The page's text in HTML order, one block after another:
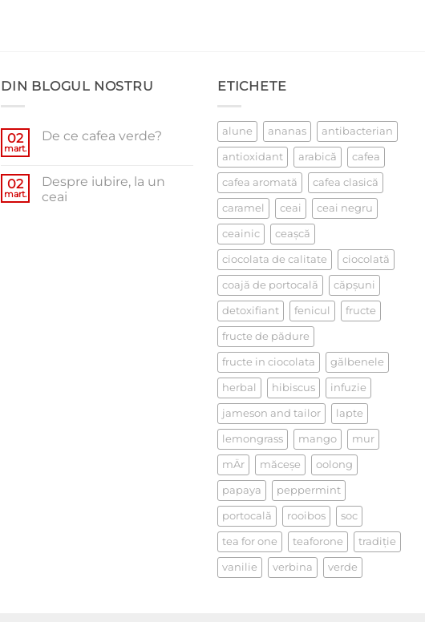
Opțiunile
pot
alese
în
pagina
produsului.
DIN BLOGUL NOSTRU
02
mart.
De ce cafea verde?
De
ce
cafea
02
mart.
Despre iubire, la un
ceai
ETICHETE
alune ananas antibacterian
antioxidant arabică cafea
cafea aromată cafea clasică
caramel ceai ceai negru
ceainic ceaşcă
ciocolata de calitate ciocolată
coajă de portocală căpşuni
detoxifiant fenicul fructe
fructe de pădure
fructe in ciocolata gălbenele
herbal hibiscus infuzie
jameson and tailor lapte
lemongrass mango mur
mÄr măceşe oolong
papaya peppermint
portocală rooibos soc
tea for one teaforone tradiţie
vanilie verbina verde